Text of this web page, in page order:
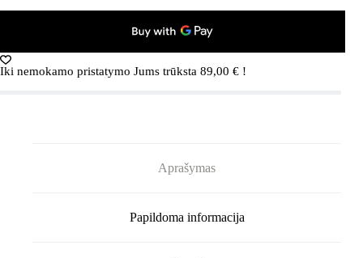
(Okeano
mėlyna)
Iki nemokamo pristatymo Jums trūksta 89,00 € !
Aprašymas
Papildoma informacija